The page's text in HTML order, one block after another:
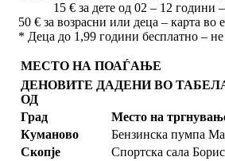
15 € за дете од 02 – 12 години –
50 € за возрасни или деца – карта во
* Деца до 1,99 години бесплатно –
МЕСТО НА ПОАЃАЊЕ
ДЕНОВИТЕ ДАДЕНИ ВО
ОД
Град
Место на
Куманово
Бензинска пумпа
Скопје
Спортска сала